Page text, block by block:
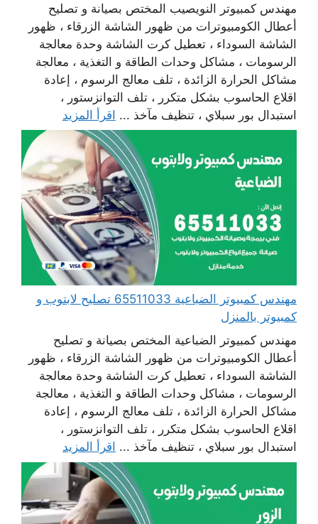
مهندس كمبيوتر النويصيب المختص بصيانة و تصليح
أعطال الكومبيوترات من ظهور الشاشة الزرقاء ، ظهور
الشاشة السوداء ، تعطيل كرت الشاشة وحدة معالجة
الرسومات ، مشاكل وحدات الطاقة و التغذية ، معالجة
مشاكل الحرارة الزائدة ، تلف معالج الرسوم ، إعادة
اقلاع الحاسوب بشكل متكرر ، تلف التوانزستور ،
استبدال بور سبلاي ، تنظيف مآخذ ... اقرأ المزيد
مهندس كمبيوتر الضباعية 65511033 تصليح لابتوب و
كمبيوتر بالمنزل
مهندس كمبيوتر الضباعية المختص بصيانة و تصليح
أعطال الكومبيوترات من ظهور الشاشة الزرقاء ، ظهور
الشاشة السوداء ، تعطيل كرت الشاشة وحدة معالجة
الرسومات ، مشاكل وحدات الطاقة و التغذية ، معالجة
مشاكل الحرارة الزائدة ، تلف معالج الرسوم ، إعادة
اقلاع الحاسوب بشكل متكرر ، تلف التوانزستور ،
استبدال بور سبلاي ، تنظيف مآخذ ... اقرأ المزيد